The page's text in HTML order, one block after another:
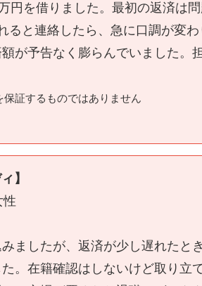
円を借りました。最初の返済は
ると連絡したら、急に口調が変
が予告なく膨らんでいました。
証するものではありません
】
性
みましたが、返済が少し遅れたと
。在籍確認はしないけど取り立